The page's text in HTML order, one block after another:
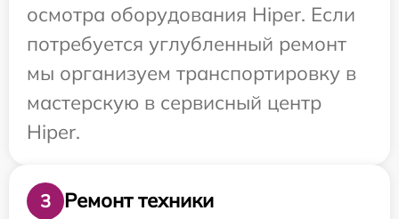
осмотра оборудования Hiper. Если
потребуется углубленный ремонт
мы организуем транспортировку в
мастерскую в сервисный центр
Hiper.
3 Ремонт техники